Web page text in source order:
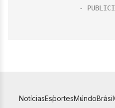
NotíciasEsportesMundoBrasil